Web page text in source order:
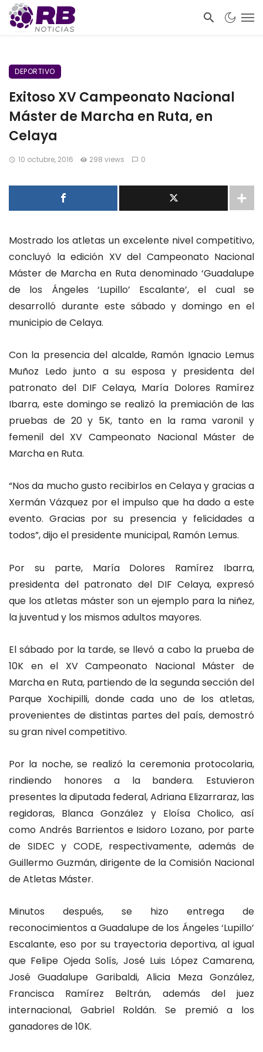
DEPORTIVO
Exitoso XV Campeonato Nacional
Máster de Marcha en Ruta, en
Celaya
10 octubre, 2016 298 views 0
Mostrado los atletas un excelente nivel competitivo,
concluyó la edición XV del Campeonato Nacional
Máster de Marcha en Ruta denominado ‘Guadalupe
de los Ángeles ‘Lupillo’ Escalante’, el cual se
desarrolló durante este sábado y domingo en el
municipio de Celaya.
Con la presencia del alcalde, Ramón Ignacio Lemus
Muñoz Ledo junto a su esposa y presidenta del
patronato del DIF Celaya, María Dolores Ramírez
Ibarra, este domingo se realizó la premiación de las
pruebas de 20 y 5K, tanto en la rama varonil y
femenil del XV Campeonato Nacional Máster de
Marcha en Ruta.
“Nos da mucho gusto recibirlos en Celaya y gracias a
Xermán Vázquez por el impulso que ha dado a este
evento. Gracias por su presencia y felicidades a
todos”, dijo el presidente municipal, Ramón Lemus.
Por su parte, María Dolores Ramírez Ibarra,
presidenta del patronato del DIF Celaya, expresó
que los atletas máster son un ejemplo para la niñez,
la juventud y los mismos adultos mayores.
El sábado por la tarde, se llevó a cabo la prueba de
10K en el XV Campeonato Nacional Máster de
Marcha en Ruta, partiendo de la segunda sección del
Parque Xochipilli, donde cada uno de los atletas,
provenientes de distintas partes del país, demostró
su gran nivel competitivo.
Por la noche, se realizó la ceremonia protocolaria,
rindiendo honores a la bandera. Estuvieron
presentes la diputada federal, Adriana Elizarraraz, las
regidoras, Blanca González y Eloísa Cholico, así
como Andrés Barrientos e Isidoro Lozano, por parte
de SIDEC y CODE, respectivamente, además de
Guillermo Guzmán, dirigente de la Comisión Nacional
de Atletas Máster.
Minutos después, se hizo entrega de
reconocimientos a Guadalupe de los Ángeles ‘Lupillo’
Escalante, eso por su trayectoria deportiva, al igual
que Felipe Ojeda Solís, José Luis López Camarena,
José Guadalupe Garibaldi, Alicia Meza González,
Francisca Ramírez Beltrán, además del juez
internacional, Gabriel Roldán. Se premió a los
ganadores de 10K.